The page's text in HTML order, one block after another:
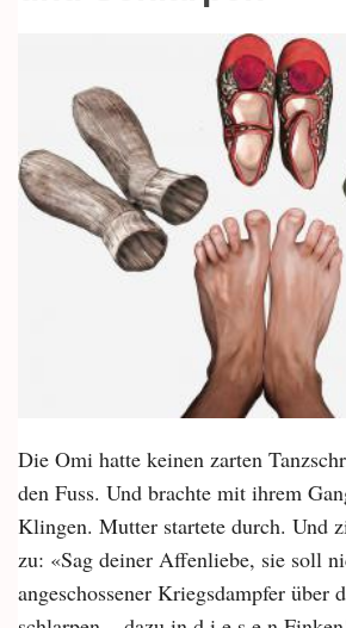
Die Omi hatte keinen zarten
den Fuss. Und brachte mit ihrem
Klingen. Mutter startete durch. Und
zu: «Sag deiner Affenliebe, sie soll
angeschossener Kriegsdampfer über